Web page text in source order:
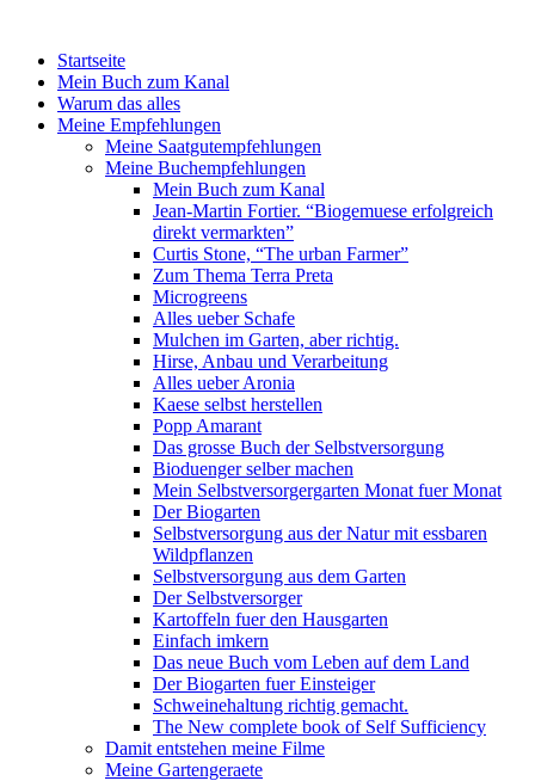
Startseite
Mein Buch zum Kanal
Warum das alles
Meine Empfehlungen
Meine Saatgutempfehlungen
Meine Buchempfehlungen
Mein Buch zum Kanal
Jean-Martin Fortier. “Biogemuese erfolgreich
direkt vermarkten”
Curtis Stone, “The urban Farmer”
Zum Thema Terra Preta
Microgreens
Alles ueber Schafe
Mulchen im Garten, aber richtig.
Hirse, Anbau und Verarbeitung
Alles ueber Aronia
Kaese selbst herstellen
Popp Amarant
Das grosse Buch der Selbstversorgung
Bioduenger selber machen
Mein Selbstversorgergarten Monat fuer Monat
Der Biogarten
Selbstversorgung aus der Natur mit essbaren
Wildpflanzen
Selbstversorgung aus dem Garten
Der Selbstversorger
Kartoffeln fuer den Hausgarten
Einfach imkern
Das neue Buch vom Leben auf dem Land
Der Biogarten fuer Einsteiger
Schweinehaltung richtig gemacht.
The New complete book of Self Sufficiency
Damit entstehen meine Filme
Meine Gartengeraete